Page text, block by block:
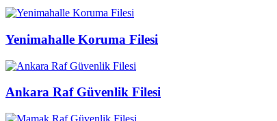
Yenimahalle Koruma Filesi
Ankara Raf Güvenlik Filesi